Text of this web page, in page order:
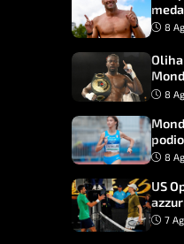
8
8
da8
US
177